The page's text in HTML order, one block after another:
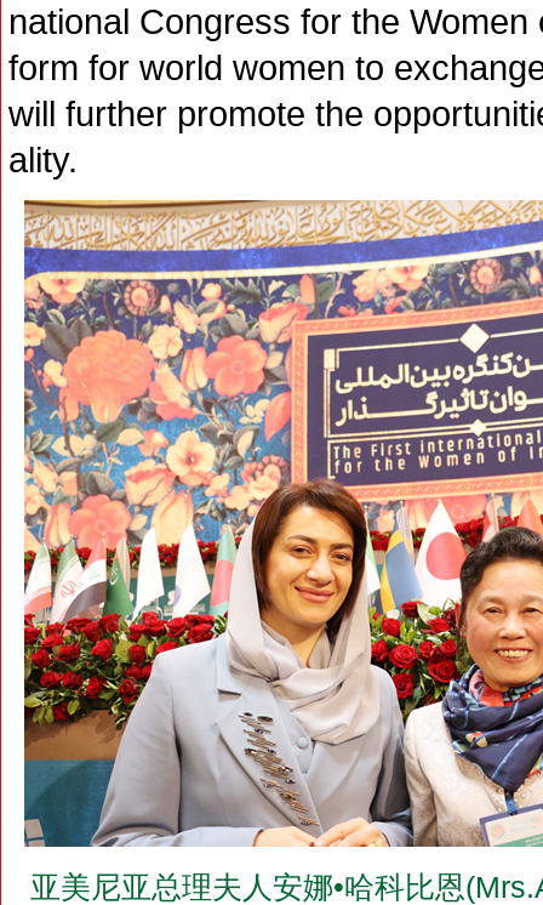
national Congress for the
form for world women to
will further promote the
ality.
亚美尼亚总理夫人安娜•哈科比恩